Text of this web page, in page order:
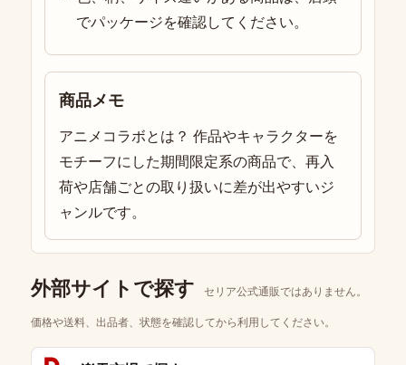
でパッケージを確認してください。
商品メモ
アニメコラボとは？ 作品やキャラクターを
モチーフにした期間限定系の商品で、再入
荷や店舗ごとの取り扱いに差が出やすいジ
ャンルです。
外部サイトで探す セリア公式通販ではありません。
価格や送料、出品者、状態を確認してから利用してください。